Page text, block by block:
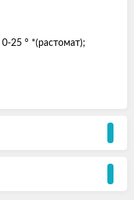
25 ° *(растомат);